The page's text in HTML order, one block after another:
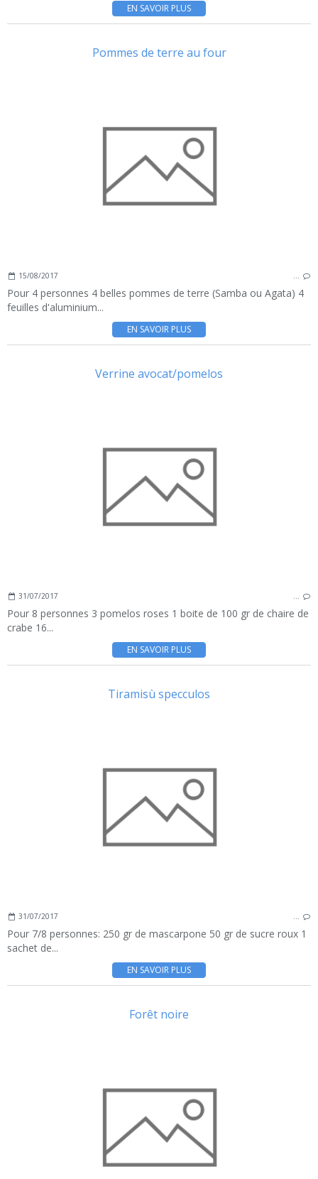
EN SAVOIR PLUS
Pommes de terre au four
15/08/2017
Pour 4 personnes 4 belles pommes de terre (Samba ou Agata) 4
feuilles d'aluminium...
EN SAVOIR PLUS
Verrine avocat/pomelos
31/07/2017
Pour 8 personnes 3 pomelos roses 1 boite de 100 gr de chaire de
crabe 16...
EN SAVOIR PLUS
Tiramisù specculos
31/07/2017 …
Pour 7/8 personnes: 250 gr de mascarpone 50 gr de sucre roux 1
sachet de...
EN SAVOIR PLUS
Forêt noire